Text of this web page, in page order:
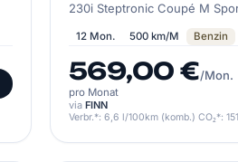
230i Steptronic Coupé M
12 Mon. 500 km/M Benzin
569,00 €/Mon.
pro Monat
via FINN
Verbr.*: 6,6 l/100km (komb.) CO₂*: